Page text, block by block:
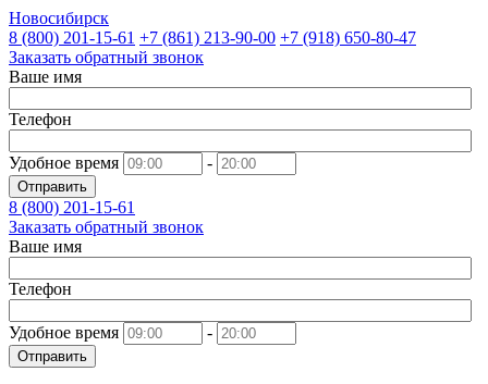
Новосибирск
8 (800) 201-15-61 +7 (861) 213-90-00 +7 (918) 650-80-47
Заказать обратный звонок
Ваше имя
Телефон
Удобное время -
Отправить
8 (800) 201-15-61
Заказать обратный звонок
Ваше имя
Телефон
Удобное время -
Отправить